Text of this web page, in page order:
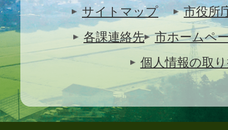
サイトマップ
市役所
各課連絡先
市ホームペ
個人情報の取